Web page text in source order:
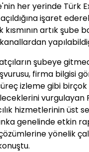
her yerinde Türk
işaret
artık şube
şubeye
firma bilgisi
izleme gibi birçok
vurgulayan
hizmetlerinin üst
genelinde etkin
yönelik